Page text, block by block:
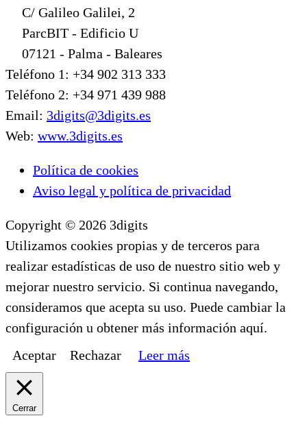
C/ Galileo Galilei, 2
ParcBIT - Edificio U
07121 - Palma - Baleares
Teléfono 1: +34 902 313 333
Teléfono 2: +34 971 439 988
Email: 3digits@3digits.es
Web: www.3digits.es
Política de cookies
Aviso legal y política de privacidad
Copyright © 2026 3digits
Utilizamos cookies propias y de terceros para
realizar estadísticas de uso de nuestro sitio web y
mejorar nuestro servicio. Si continua navegando,
consideramos que acepta su uso. Puede cambiar la
configuración u obtener más información aquí.
Aceptar
Rechazar Leer más
Cerrar